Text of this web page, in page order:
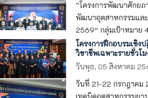
”โครงการพัฒนาศักย
พัฒนาอุตสาหกรรมและ
2569“ กลุ่มเป้าหมาย
โครงการฝึกอบรมเชิ
วิชาชีพเฉพาะรายชั่วโม
วันพุธ, 05 สิงหาคม
วันที่ 21-22 กรกฎาคม